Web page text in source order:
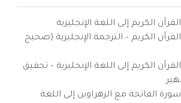
الكريم إلى اللغة الإنجليزية
الكريم – الترجمة الإنجليزية (صحيح
الكريم إلى اللغة الإنجليزية – تحقيق
الفاتحة مع الزهراوين إلى اللغة